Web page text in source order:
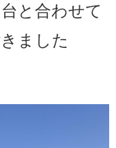
と合わせて
ました